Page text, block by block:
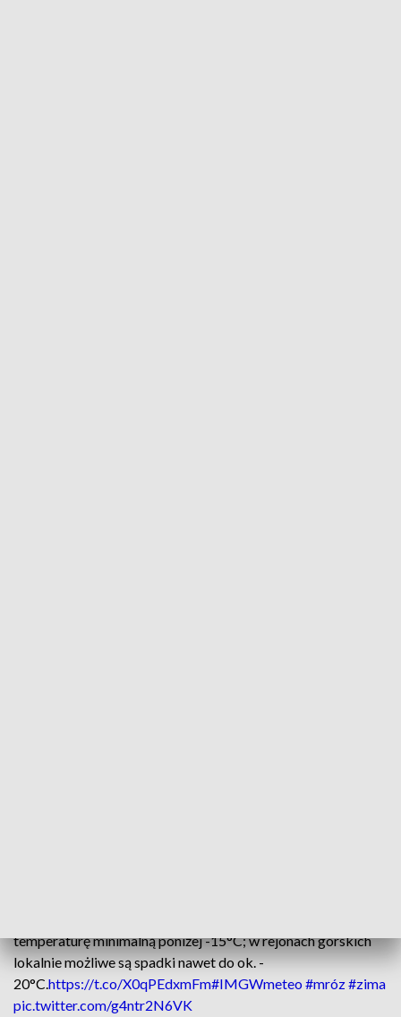
temperaturę minimalną poniżej -15°C; w rejonach górskich
lokalnie możliwe są spadki nawet do ok. -
20°C.https://t.co/X0qPEdxmFm#IMGWmeteo #mróz#zima
pic.twitter.com/g4ntr2N6VK